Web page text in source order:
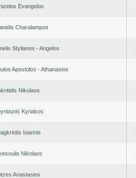
Evangelos
Charalampos
Stylianos - Angelos
Apostolos - Athanasios
Nikolaos
Kyriakos
Ioannis
Nikolaos
Anastasios